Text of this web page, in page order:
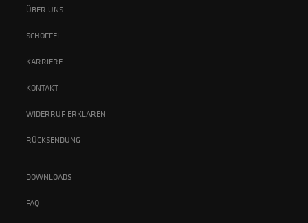
ÜBER UNS
SCHÖFFEL
KARRIERE
KONTAKT
WIDERRUF ERKLÄREN
RÜCKSENDUNG
DOWNLOADS
FAQ